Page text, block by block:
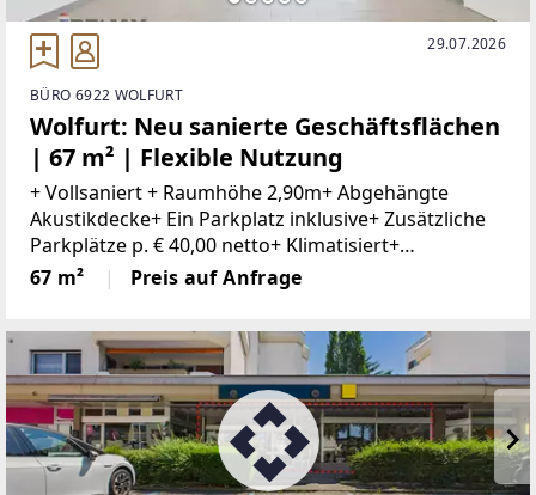
29.07.2026
BÜRO 6922 WOLFURT
Wolfurt: Neu sanierte Geschäftsflächen
| 67 m² | Flexible Nutzung
+ Vollsaniert + Raumhöhe 2,90m+ Abgehängte
Akustikdecke+ Ein Parkplatz inklusive+ Zusätzliche
Parkplätze p. € 40,00 netto+ Klimatisiert+
Kontrollierte Be- und Entlüftung+ Innovatives
Lichtkonzept+ WC mit Vorraum+ Lagerraum+
67 m² Preis auf Anfrage